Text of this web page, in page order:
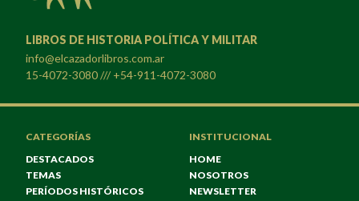
LIBROS DE HISTORIA POLÍTICA Y MILITAR
info@elcazadorlibros.com.ar
15-4072-3080 /// +54-911-4072-3080
CATEGORÍAS
DESTACADOS
TEMAS
PERÍODOS HISTÓRICOS
INSTITUCIONAL
HOME
NOSOTROS
NEWSLETTER